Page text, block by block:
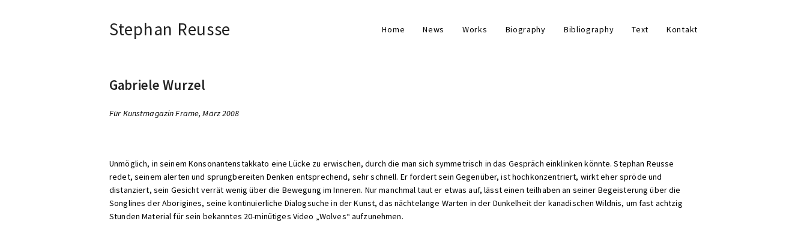
Stephan Reusse Home News Works Biography Bibliography Text Kontakt
Gabriele Wurzel
Für Kunstmagazin Frame, März 2008
Unmöglich, in seinem Konsonantenstakkato eine Lücke zu erwischen, durch die man sich symmetrisch in das Gespräch einklinken könnte. Stephan Reusse
redet, seinem alerten und sprungbereiten Denken entsprechend, sehr schnell. Er fordert sein Gegenüber, ist hochkonzentriert, wirkt eher spröde und
distanziert, sein Gesicht verrät wenig über die Bewegung im Inneren. Nur manchmal taut er etwas auf, lässt einen teilhaben an seiner Begeisterung über die
Songlines der Aborigines, seine kontinuierliche Dialogsuche in der Kunst, das nächtelange Warten in der Dunkelheit der kanadischen Wildnis, um fast achtzig
Stunden Material für sein bekanntes 20-minütiges Video „Wolves“ aufzunehmen.